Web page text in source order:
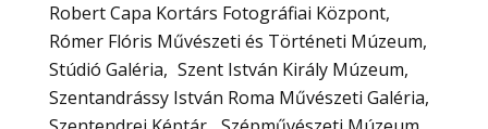
Robert Capa Kortárs Fotográfiai Központ
Rómer Flóris Művészeti és Történeti Múzeum
Stúdió Galéria
Szent István Király Múzeum
Szentandrássy István Roma Művészeti Galéria